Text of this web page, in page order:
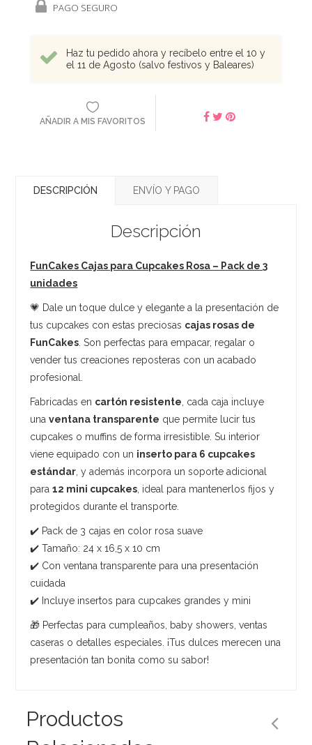
PAGO SEGURO
Haz tu pedido ahora y recíbelo entre el 10 y
el 11 de Agosto (salvo festivos y Baleares)
AÑADIR A MIS FAVORITOS
DESCRIPCIÓN ENVÍO Y PAGO
Descripción
FunCakes Cajas para Cupcakes Rosa – Pack de 3
unidades
💗 Dale un toque dulce y elegante a la presentación de
tus cupcakes con estas preciosas cajas rosas de
FunCakes . Son perfectas para empacar, regalar o
vender tus creaciones reposteras con un acabado
profesional.
Fabricadas en cartón resistente , cada caja incluye
unaventana transparente que permite lucir tus
cupcakes o muffins de forma irresistible. Su interior
viene equipado con un inserto para 6 cupcakes
estándar , y además incorpora un soporte adicional
para12 mini cupcakes , ideal para mantenerlos fijos y
protegidos durante el transporte.
✔️ Pack de 3 cajas en color rosa suave
✔️ Tamaño: 24 x 16,5 x 10 cm
✔️ Con ventana transparente para una presentación
cuidada
✔️ Incluye insertos para cupcakes grandes y mini
🎁 Perfectas para cumpleaños, baby showers, ventas
caseras o detalles especiales. ¡Tus dulces merecen una
presentación tan bonita como su sabor!
Productos